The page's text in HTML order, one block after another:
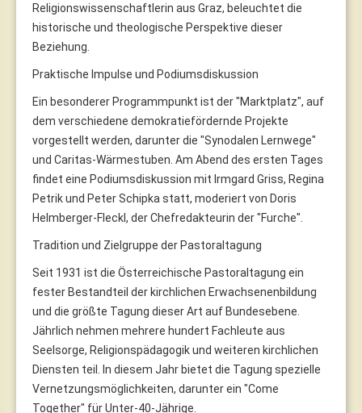
Religionswissenschaftlerin aus Graz, beleuchtet die
historische und theologische Perspektive dieser
Beziehung.
Praktische Impulse und Podiumsdiskussion
Ein besonderer Programmpunkt ist der "Marktplatz", auf
dem verschiedene demokratiefördernde Projekte
vorgestellt werden, darunter die "Synodalen Lernwege"
und Caritas-Wärmestuben. Am Abend des ersten Tages
findet eine Podiumsdiskussion mit Irmgard Griss, Regina
Petrik und Peter Schipka statt, moderiert von Doris
Helmberger-Fleckl, der Chefredakteurin der "Furche".
Tradition und Zielgruppe der Pastoraltagung
Seit 1931 ist die Österreichische Pastoraltagung ein
fester Bestandteil der kirchlichen Erwachsenenbildung
und die größte Tagung dieser Art auf Bundesebene.
Jährlich nehmen mehrere hundert Fachleute aus
Seelsorge, Religionspädagogik und weiteren kirchlichen
Diensten teil. In diesem Jahr bietet die Tagung spezielle
Vernetzungsmöglichkeiten, darunter ein "Come
Together" für Unter-40-Jährige.